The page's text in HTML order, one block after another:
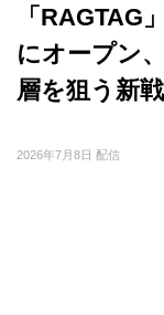
「RAGTAG
にオープン
層を狙う新
2026年7月8日 配信